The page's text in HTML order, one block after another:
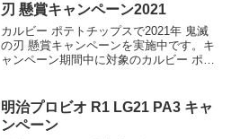
刃 懸賞キャンペーン2021
カルビー ポテトチップスで2021年 鬼滅
の刃 懸賞キャンペーンを実施中です。キ
ャンペーン期間中に対象のカルビー ポテ
す。
明治プロビオ R1 LG21 PA3 キャ
ンペーン